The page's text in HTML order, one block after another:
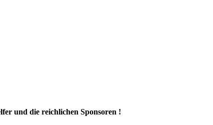
und die reichlichen Sponsoren !